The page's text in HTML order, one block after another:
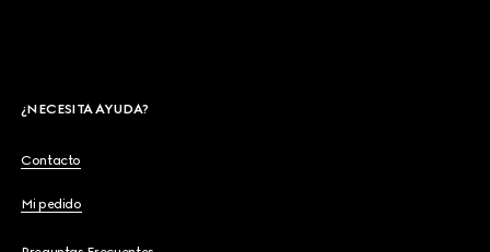
¿NECESITA AYUDA?
Contacto
Mi pedido